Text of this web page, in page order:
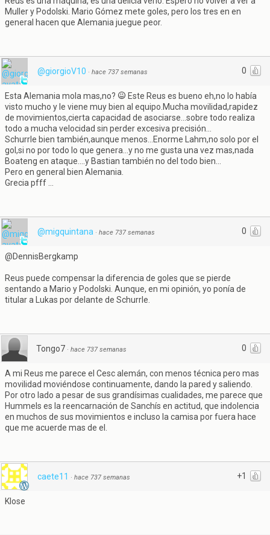
Muller y Podolski. Mario Gómez mete goles, pero los tres en en
general hacen que Alemania juegue peor.
0
@giorgioV10 · hace 737 semanas
Esta Alemania mola mas,no?
Este Reus es bueno eh,no lo había
visto mucho y le viene muy bien al equipo.Mucha movilidad,rapidez
de movimientos,cierta capacidad de asociarse...sobre todo realiza
todo a mucha velocidad sin perder excesiva precisión...
Schurrle bien también,aunque menos...Enorme Lahm,no solo por el
gol,si no por todo lo que genera...y no me gusta una vez mas,nada
Boateng en ataque....y Bastian también no del todo bien...
Pero en general bien Alemania.
Grecia pfff ...
0
@migquintana · hace 737 semanas
@DennisBergkamp
Reus puede compensar la diferencia de goles que se pierde
sentando a Mario y Podolski. Aunque, en mi opinión, yo ponía de
titular a Lukas por delante de Schurrle.
0
Tongo7 · hace 737 semanas
A mi Reus me parece el Cesc alemán, con menos técnica pero mas
movilidad moviéndose continuamente, dando la pared y saliendo.
Por otro lado a pesar de sus grandísimas cualidades, me parece que
Hummels es la reencarnación de Sanchís en actitud, que indolencia
en muchos de sus movimientos e incluso la camisa por fuera hace
que me acuerde mas de el.
+1
caete11 · hace 737 semanas
Klose